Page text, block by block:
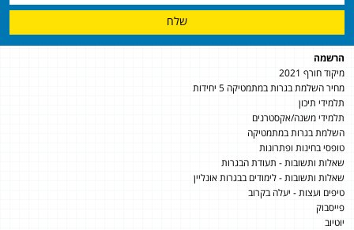
שלח
הרשמה
מיקוד חורף 2021
מחיר השלמת בגרות במתמטיקה 5 יחידות
תלמידי תיכון
תלמידי משנה/אקסטרנים
השלמת בגרות במתמטיקה
טופסי בחינות ופתרונות
שאלות ותשובות - תעודת הבגרות
שאלות ותשובות - לימודים בבגרות אונליין
טיפים ועצות - יעלה בקרוב
פייסבוק
יוטיוב